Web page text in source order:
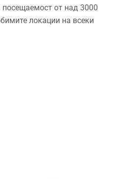
от над 3000
локации на всеки